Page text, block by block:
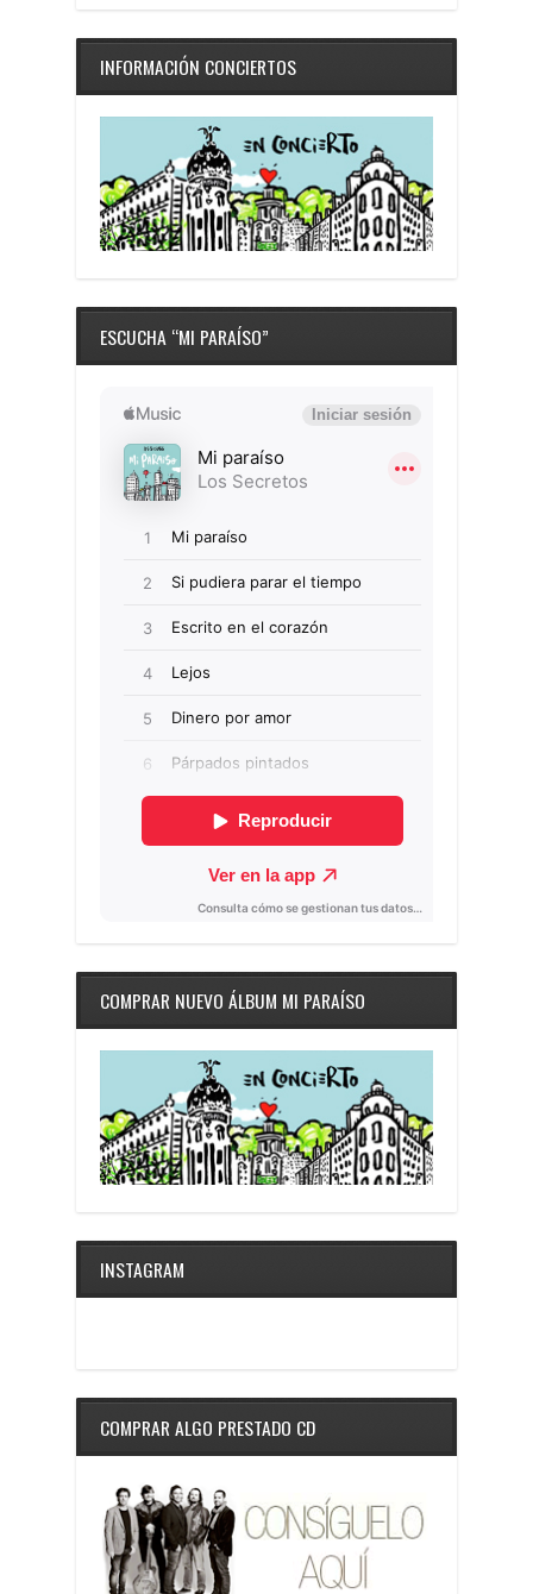
INFORMACIÓN CONCIERTOS
ESCUCHA “MI PARAÍSO”
COMPRAR NUEVO ÁLBUM MI PARAÍSO
INSTAGRAM
COMPRAR ALGO PRESTADO CD